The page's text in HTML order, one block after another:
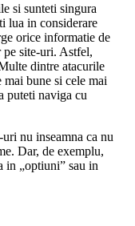
si sunteti singura
lua in considerare
orice informatie de
pe site-uri. Astfel,
dintre atacurile
bune si cele mai
puteti naviga cu
nu inseamna ca nu
Dar, de exemplu,
in „optiuni” sau in